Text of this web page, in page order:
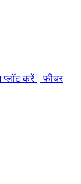
प्लॉट करें। फीचर